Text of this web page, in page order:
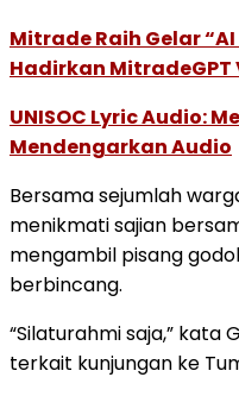
Mitrade Raih Gelar
Hadirkan MitradeGPT
UNISOC Lyric Audio:
Mendengarkan Audio
Bersama sejumlah
menikmati sajian
mengambil pisang
berbincang.
“Silaturahmi saja,” kata
terkait kunjungan ke